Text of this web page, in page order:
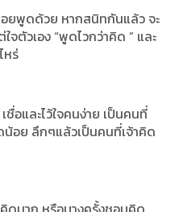
ยพูดด้วย หากสนิทกันแล้ว จะ
ตัวเอง “พูดไวกว่าคิด ” และ
หร่
อและไว้ใจคนง่าย เป็นคนที่
อย ลึกๆแล้วเป็นคนที่เจ้าคิด